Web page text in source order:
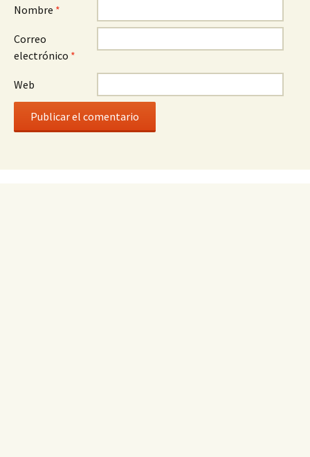
Nombre *
Correo
electrónico *
Web